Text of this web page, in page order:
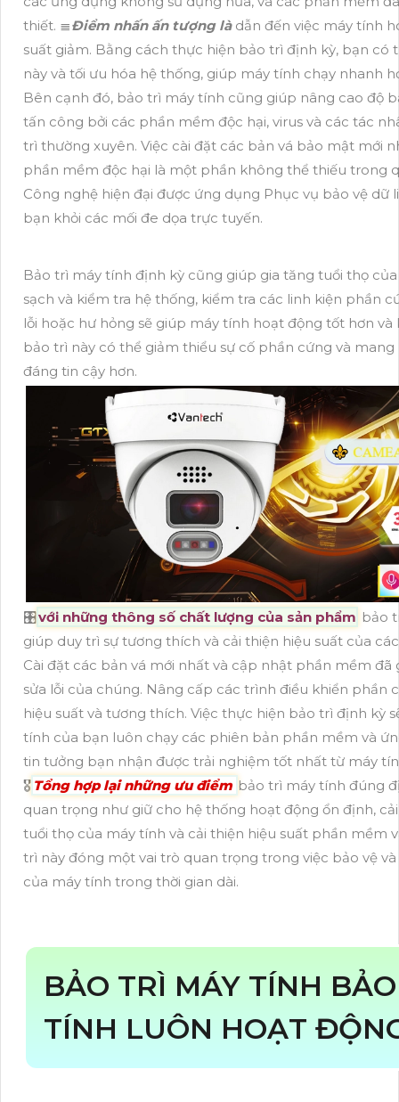
thiết. ≣Điểm nhấn ấn tượng làdẫn đến việc máy tính
suất giảm. Bằng cách thực hiện bảo trì định kỳ, bạn có
này và tối ưu hóa hệ thống, giúp máy tính chạy nhanh
Bên cạnh đó, bảo trì máy tính cũng giúp nâng cao độ
tấn công bởi các phần mềm độc hại, virus và các tác
trì thường xuyên. Việc cài đặt các bản vá bảo mật mới
phần mềm độc hại là một phần không thể thiếu trong
Công nghệ hiện đại được ứng dụng Phục vụ bảo vệ dữ
bạn khỏi các mối đe dọa trực tuyến.
Bảo trì máy tính định kỳ cũng giúp gia tăng tuổi thọ
sạch và kiểm tra hệ thống, kiểm tra các linh kiện phần
lỗi hoặc hư hỏng sẽ giúp máy tính hoạt động tốt hơn và
bảo trì này có thể giảm thiểu sự cố phần cứng và
đáng tin cậy hơn.
🎛với những thông số chất lượng của sản phẩm bảo
giúp duy trì sự tương thích và cải thiện hiệu suất của
Cài đặt các bản vá mới nhất và cập nhật phần mềm
sửa lỗi của chúng. Nâng cấp các trình điều khiển phần
hiệu suất và tương thích. Việc thực hiện bảo trì định kỳ
tính của bạn luôn chạy các phiên bản phần mềm và
tin tưởng bạn nhận được trải nghiệm tốt nhất từ máy
🎖️ Tổng hợp lại những ưu điểm bảo trì máy tính đúng
quan trọng như giữ cho hệ thống hoạt động ổn định,
tuổi thọ của máy tính và cải thiện hiệu suất phần mềm
trì này đóng một vai trò quan trọng trong việc bảo vệ
của máy tính trong thời gian dài.
BẢO TRÌ MÁY TÍNH
TÍNH LUÔN HOẠT